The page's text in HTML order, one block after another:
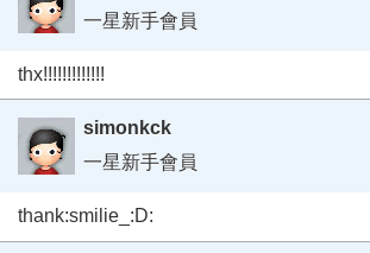
一星新手會員
thx!!!!!!!!!!!!!
simonkck
一星新手會員
thank:smilie_:D: